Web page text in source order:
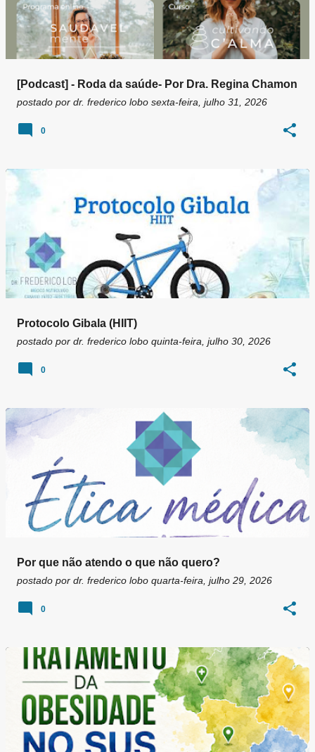
[Podcast] - Roda da saúde- Por Dra. Regina Chamon
postado por dr. frederico lobo sexta-feira, julho 31, 2026
0
Protocolo Gibala (HIIT)
postado por dr. frederico lobo quinta-feira, julho 30, 2026
0
Por que não atendo o que não quero?
postado por dr. frederico lobo quarta-feira, julho 29, 2026
0